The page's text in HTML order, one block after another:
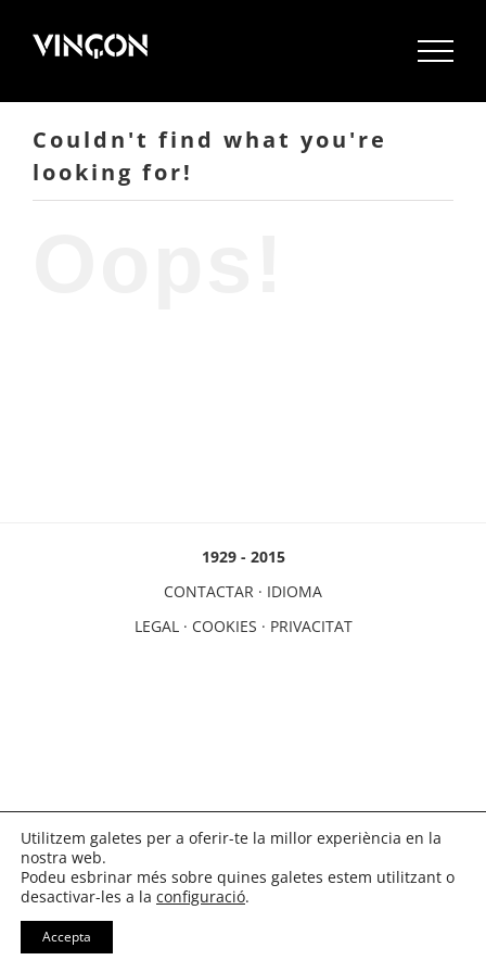
Couldn't find what you're
looking for!
1929 - 2015
CONTACTAR · IDIOMA
LEGAL· COOKIES · PRIVACITAT
Utilitzem galetes per a oferir-te la millor experiència en la
nostra web.
Podeu esbrinar més sobre quines galetes estem utilitzant o
desactivar-les a la configuració.
Accepta